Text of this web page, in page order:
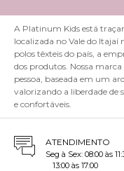
A Platinum Kids está
localizada no Vale do Itajaí
polos têxteis do país, a
dos produtos. Nossa
pessoa, baseada em um
valorizando a liberdade de
e confortáveis.
ATENDIMENTO
Seg à Sex: 08:00 às
13:00 às 17:00